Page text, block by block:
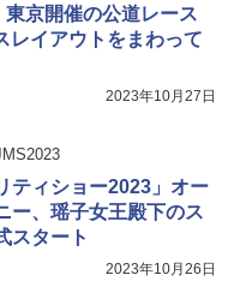
京開催の公道レース
レイアウトをまわって
2023年10月27日
ティショー2023」オー
ー、瑶子女王殿下のス
スタート
2023年10月26日